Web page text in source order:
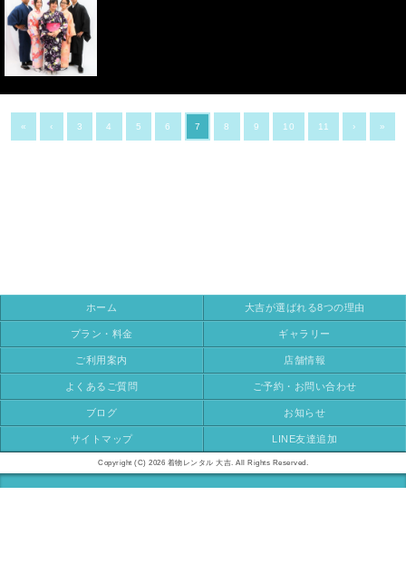
« ‹ 3 4 5 6 7 8 9 10 11 › »
ホーム 大吉が選ばれる8つの理由
プラン・料金 ギャラリー
ご利用案内 店舗情報
よくあるご質問 ご予約・お問い合わせ
ブログ お知らせ
サイトマップ LINE友達追加
Copyright (C) 2026 着物レンタル 大吉. All Rights Reserved.